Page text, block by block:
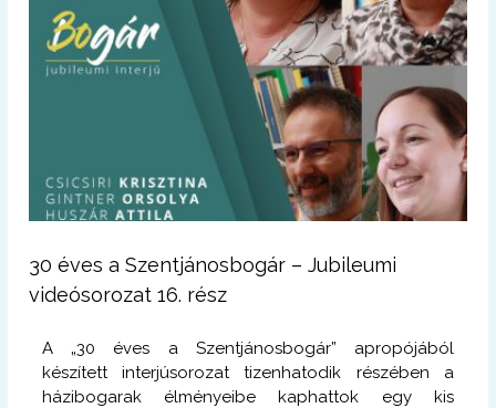
30 éves a Szentjánosbogár – Jubileumi
videósorozat 16. rész
A „30 éves a Szentjánosbogár” apropójából
készített interjúsorozat tizenhatodik részében a
házibogarak élményeibe kaphattok egy kis